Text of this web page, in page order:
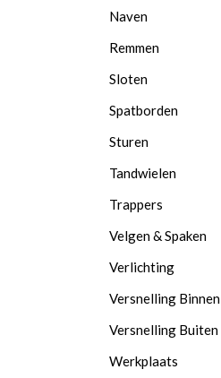
Naven
Remmen
Sloten
Spatborden
Sturen
Tandwielen
Trappers
Velgen & Spaken
Verlichting
Versnelling Binnen
Versnelling Buiten
Werkplaats